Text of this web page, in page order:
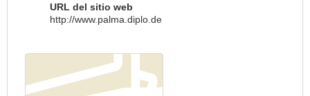
URL del sitio web
http://www.palma.diplo.de